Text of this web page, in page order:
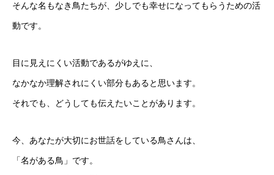
そんな名もなき鳥たちが、少しでも幸せになってもらうための活
動です。
目に見えにくい活動であるがゆえに、
なかなか理解されにくい部分もあると思います。
それでも、どうしても伝えたいことがあります。
今、あなたが大切にお世話をしている鳥さんは、
「名がある鳥」です。